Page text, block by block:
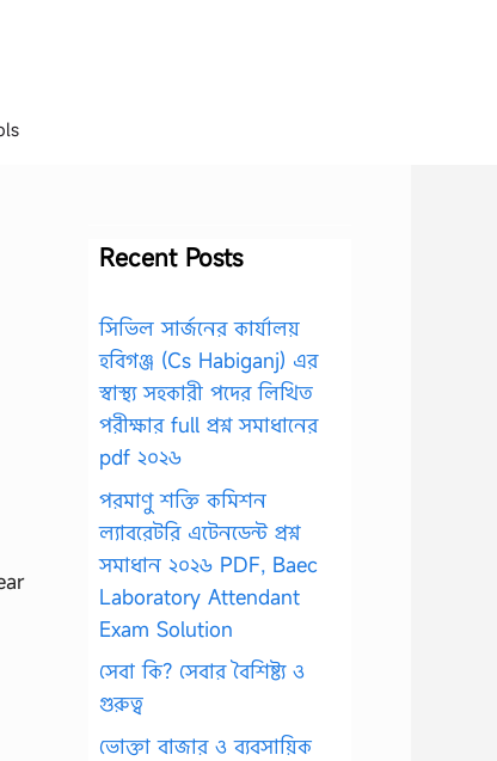
Recent Posts
সিভিল সার্জনের কার্যালয়
হবিগঞ্জ (Cs Habiganj) এর
স্বাস্থ্য সহকারী পদের লিখিত
পরীক্ষার full প্রশ্ন সমাধানের
pdf ২০২৬
পরমাণু শক্তি কমিশন
ল্যাবরেটরি এটেনডেন্ট প্রশ্ন
সমাধান ২০২৬ PDF, Baec
Laboratory Attendant
Exam Solution
সেবা কি? সেবার বৈশিষ্ট্য ও
গুরুত্ব
ভোক্তা বাজার ও ব্যবসায়িক